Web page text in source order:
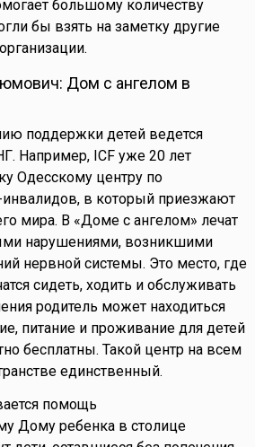
большому количеству
бы взять на заметку другие
Дом с ангелом в
поддержки детей ведется
Например, ICF уже 20 лет
Одесскому центру по
инвалидов, в который приезжают
мира. В «Доме с ангелом» лечат
нарушениями, возникшими
нервной системы. Это место, где
сидеть, ходить и обслуживать
родитель может находиться
питание и проживание для детей
бесплатны. Такой центр на всем
единственный.
помощь
Дому ребенка в столице